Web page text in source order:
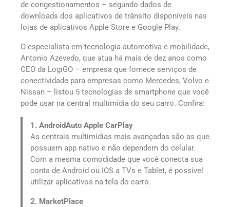
de congestionamentos – segundo dados de
downloads dos aplicativos de trânsito disponíveis nas
lojas de aplicativos Apple Store e Google Play.
O especialista em tecnologia automotiva e mobilidade,
Antonio Azevedo, que atua há mais de dez anos como
CEO da LogiGO – empresa que fornece serviços de
conectividade para empresas como Mercedes, Volvo e
Nissan – listou 5 tecnologias de smartphone que você
pode usar na central multimídia do seu carro. Confira:
1. AndroidAuto Apple CarPlay
As centrais multimídias mais avançadas são as que
possuem app nativo e não dependem do celular.
Com a mesma comodidade que você conecta sua
conta de Android ou IOS a TVs e Tablet, é possível
utilizar aplicativos na tela do carro.
2. MarketPlace